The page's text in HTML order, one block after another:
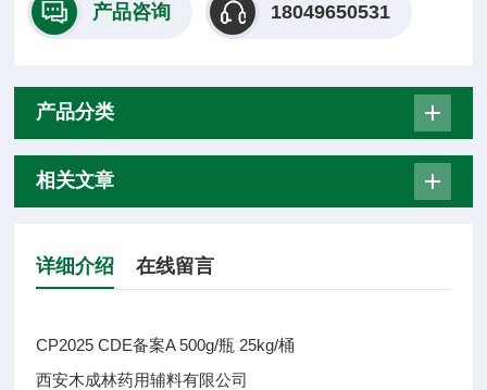
产品咨询 18049650531
产品分类
相关文章
详细介绍 在线留言
CP2025 CDE备案A 500g/瓶 25kg/桶
西安木成林药用辅料有限公司